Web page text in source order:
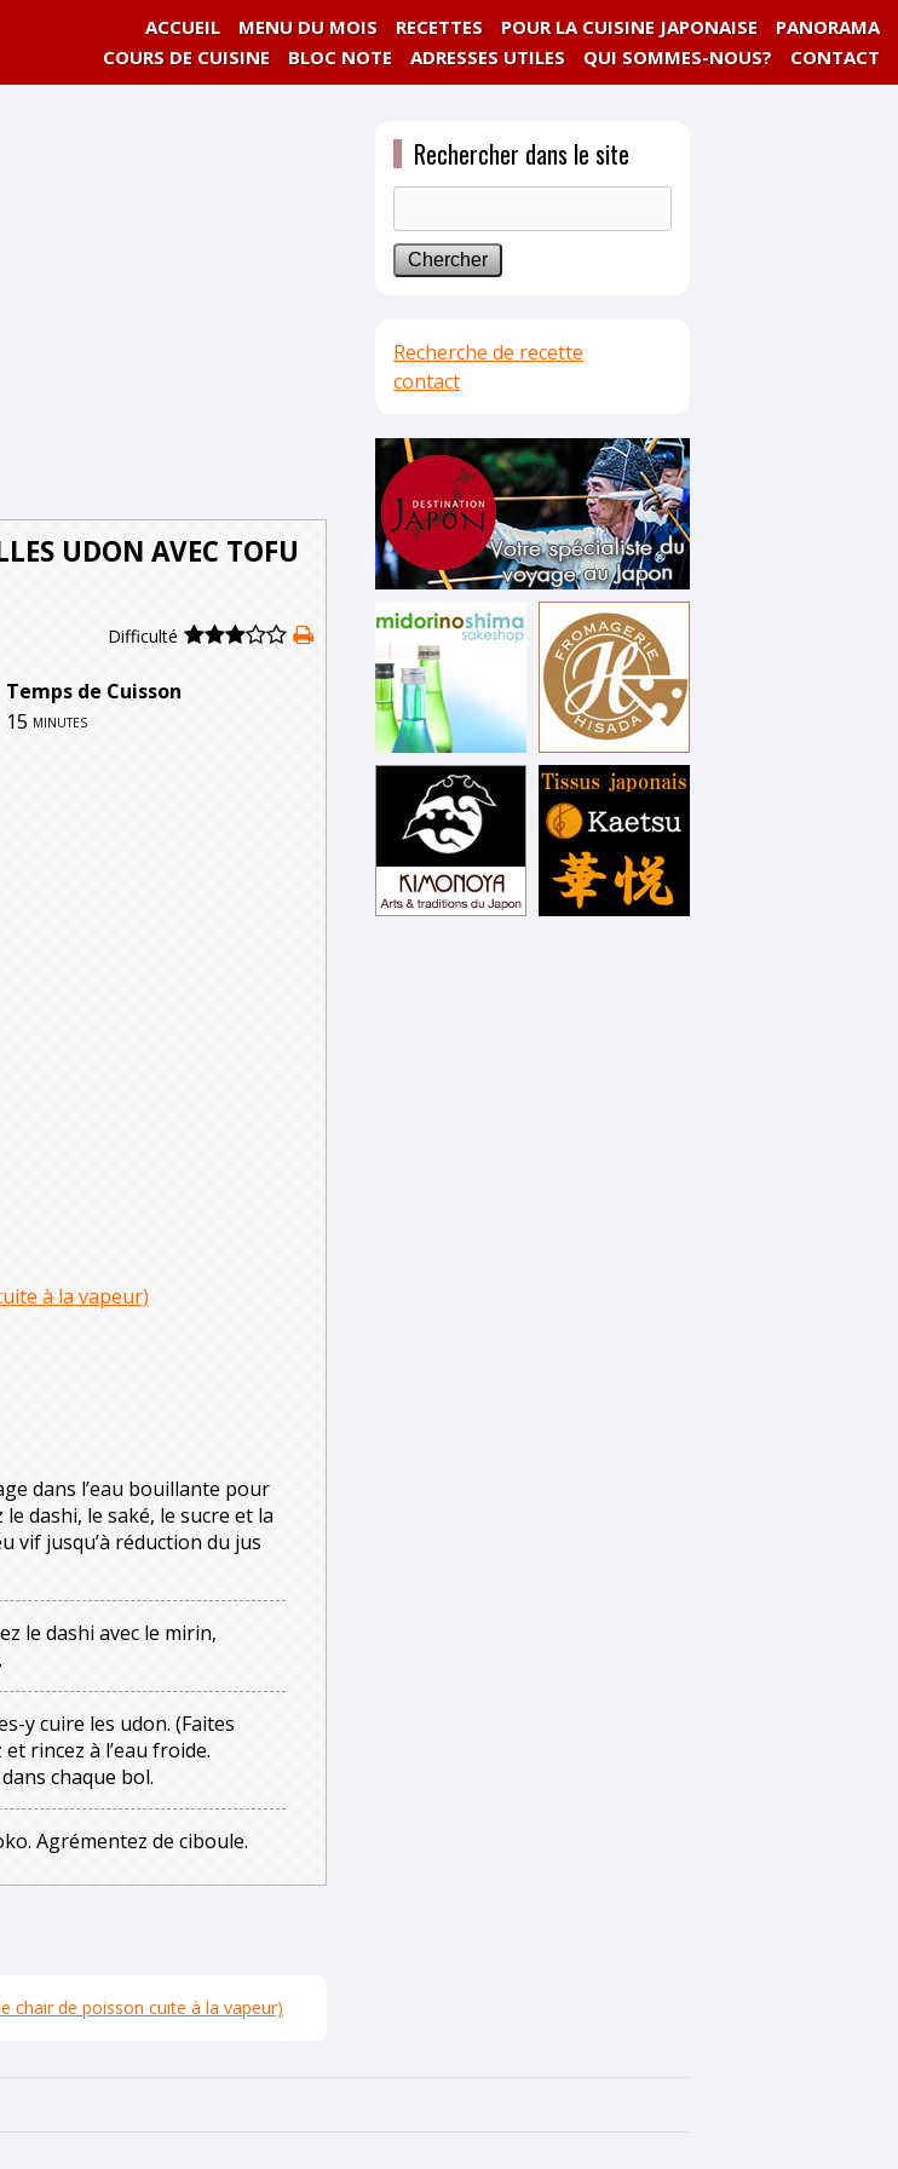
PANORAMA
POUR LA CUISINE JAPONAISE
RECETTES
MENU DU MOIS
ACCUEIL
CONTACT
QUI SOMMES-NOUS?
ADRESSES UTILES
BLOC NOTE
COURS DE CUISINE
UDON AVEC TOFU
Difficulté
Temps de Cuisson
15 minutes
à la vapeur)
dans l’eau bouillante pour
dashi, le saké, le sucre et la
vif jusqu’à réduction du jus
le dashi avec le mirin,
y cuire les udon. (Faites
rincez à l’eau froide.
chaque bol.
Agrémentez de ciboule.
chair de poisson cuite à la vapeur)
Rechercher dans le site
Recherche de recette
contact